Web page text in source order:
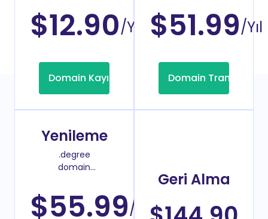
$12.90/Yıl
Domain Kayıt
$51.99/Yıl
Domain Transfer
Yenileme
.degree
domain
$55.99/Yıl
Geri Alma